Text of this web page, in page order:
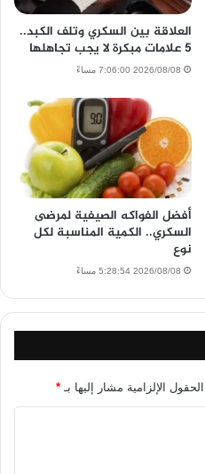
العلاقة بين السكري وتلف الكبد..
5 علامات مبكرة لا يجب تجاهلها
2026/08/08 7:06:00 مساءً
أفضل الفواكه الصيفية لمرضى
السكري.. الكمية المناسبة لكل
نوع
2026/08/08 5:28:54 مساءً
الحقول الإلزامية مشار إليها بـ *